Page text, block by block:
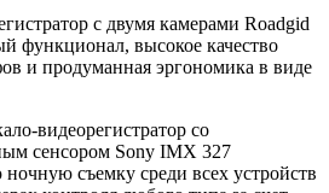
с двумя камерами Roadgid
функционал, высокое качество
и продуманная эргономика в виде
видеорегистратор со
сенсором Sony IMX 327
съемку среди всех устройств